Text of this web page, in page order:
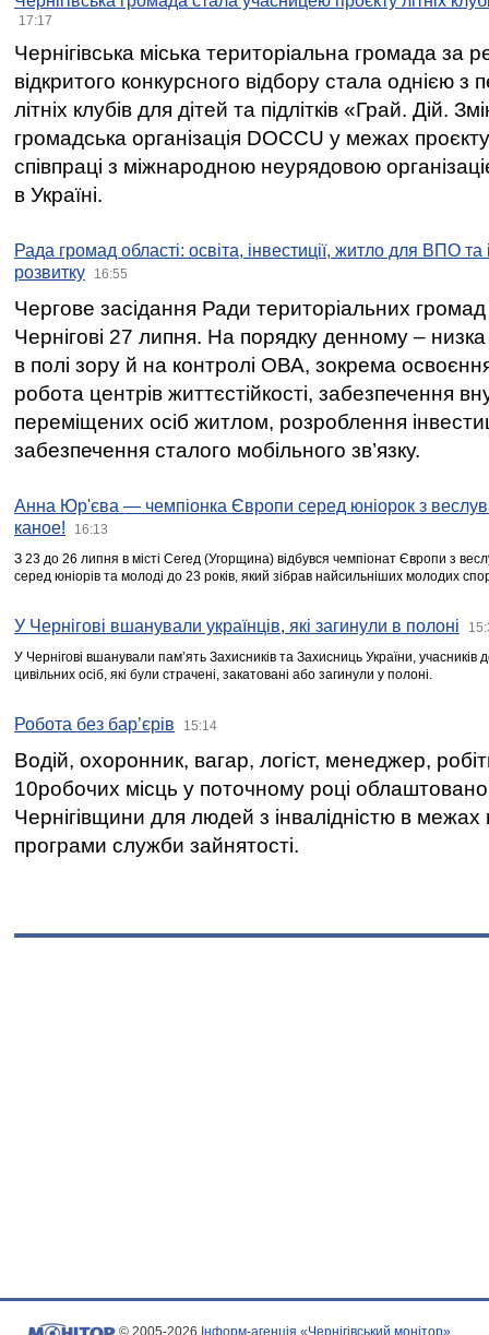
17:17
Чернігівська міська територіальна громада за
відкритого конкурсного відбору стала однією
літніх клубів для дітей та підлітків «Грай. Дій.
громадська організація DOCCU у межах
співпраці з міжнародною неурядовою
в Україні.
Рада громад області: освіта, інвестиції, житло для ВПО
розвитку
16:55
Чергове засідання Ради територіальних громад
Чернігові 27 липня. На порядку денному –
в полі зору й на контролі ОВА, зокрема освоєння
робота центрів життєстійкості, забезпечення
переміщених осіб житлом, розроблення
забезпечення сталого мобільного зв’язку.
Анна Юр'єва — чемпіонка Європи серед юніорок з
каное!
16:13
З 23 до 26 липня в місті Сегед (Угорщина) відбувся чемпіонат Європи з
серед юніорів та молоді до 23 років, який зібрав найсильніших молодих
У Чернігові вшанували українців, які загинули в полоні
У Чернігові вшанували пам’ять Захисників та Захисниць України,
цивільних осіб, які були страчені, закатовані або загинули у полоні.
Робота без бар’єрів 15:14
Водій, охоронник, вагар, логіст, менеджер,
10робочих місць у поточному році
Чернігівщини для людей з інвалідністю в межах
програми служби зайнятості.
© 2005-2026 Інформ-агенція «Чернігівський монітор»